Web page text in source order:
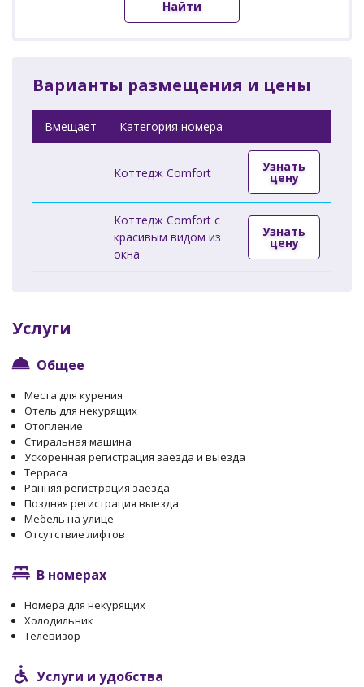
Найти
Варианты размещения и цены
Вмещает Категория номера
Коттедж Comfort Узнать
цену
Коттедж Comfort с
красивым видом из
окна
Узнать
цену
Услуги
Общее
Места для курения
Отель для некурящих
Отопление
Стиральная машина
Ускоренная регистрация заезда и выезда
Терраса
Ранняя регистрация заезда
Поздняя регистрация выезда
Мебель на улице
Отсутствие лифтов
В номерах
Номера для некурящих
Холодильник
Телевизор
Услуги и удобства